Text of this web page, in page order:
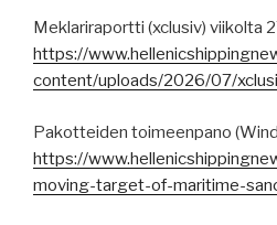
Meklariraportti (xclusiv) viikolta
https://
content/uploads/2026/07/
Pakotteiden toimeenpano
https://
moving-target-of-maritime-